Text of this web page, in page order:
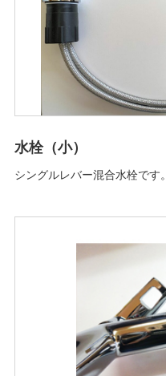
水栓（小）
シングルレバー混合水栓です。